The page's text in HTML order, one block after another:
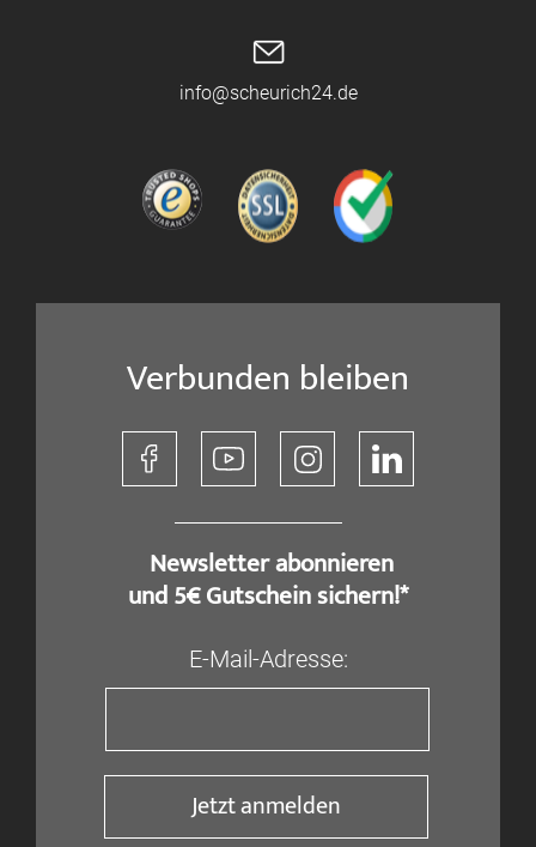
info@scheurich24.de
Verbunden bleiben
​ Newsletter abonnieren
und 5€ Gutschein sichern!*
E-Mail-Adresse:
Jetzt anmelden